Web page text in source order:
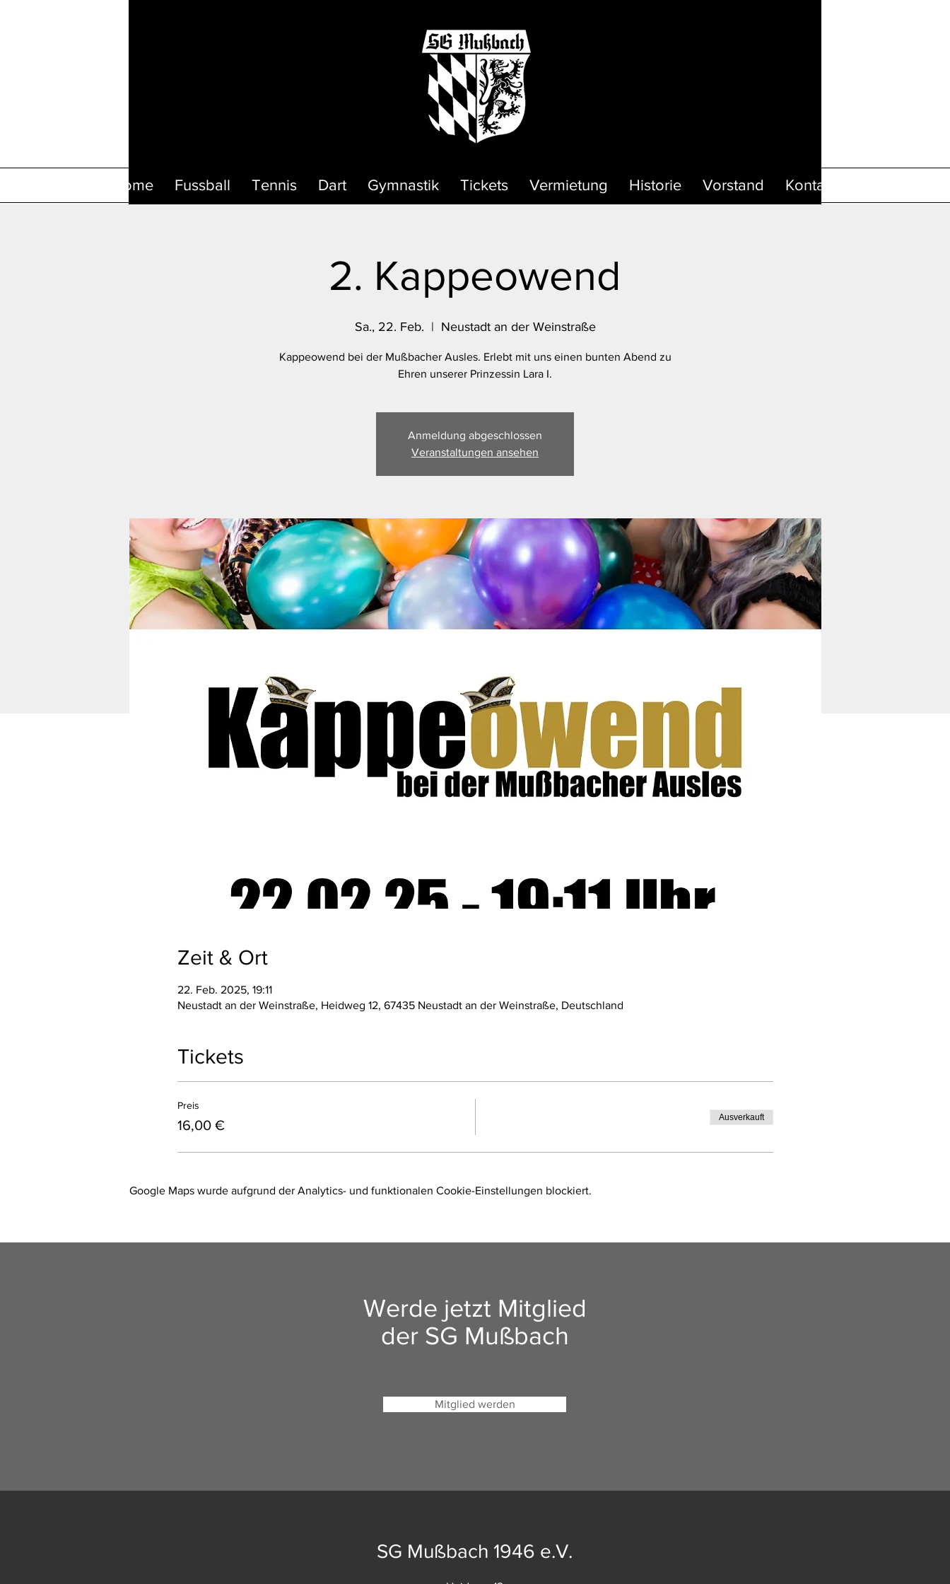
Home Fussball Tennis Dart Gymnastik Tickets Vermietung Historie Vorstand Kontakt
2. Kappeowend
Sa., 22. Feb.
  |
Neustadt an der Weinstraße
Kappeowend bei der Mußbacher Ausles. Erlebt mit uns einen bunten Abend zu
Ehren unserer Prinzessin Lara I.
Anmeldung abgeschlossen
Veranstaltungen ansehen
Zeit & Ort
22. Feb. 2025, 19:11
Neustadt an der Weinstraße, Heidweg 12, 67435 Neustadt an der Weinstraße, Deutschland
Tickets
Preis
16,00 €
Ausverkauft
Google Maps wurde aufgrund der Analytics- und funktionalen Cookie-Einstellungen blockiert.
Werde jetzt Mitglied
der SG Mußbach
Mitglied werden
SG Mußbach 1946 e.V.